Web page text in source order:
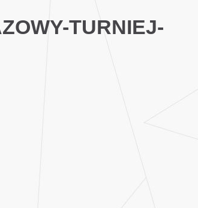
TURNIEJ-